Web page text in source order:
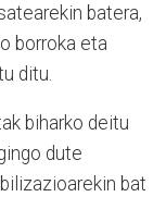
batera,
borroka eta
ditu.
biharko deitu
dute
bat